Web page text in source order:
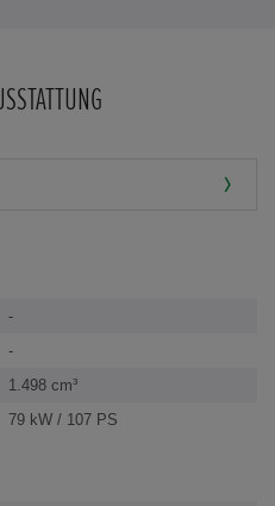
-
-
1.498 cm³
79 kW / 107 PS